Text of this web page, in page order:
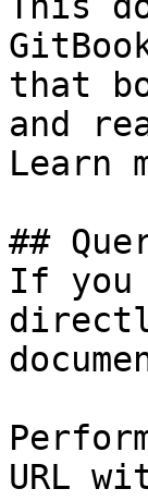
that
and
Learn
##
If you
URL